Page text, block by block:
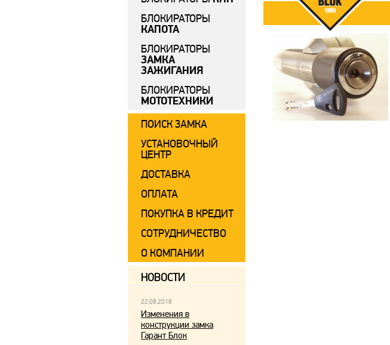
БЛОКИРАТОРЫ
КАПОТА
БЛОКИРАТОРЫ
ЗАМКА
ЗАЖИГАНИЯ
БЛОКИРАТОРЫ
МОТОТЕХНИКИ
ПОИСК ЗАМКА
УСТАНОВОЧНЫЙ
ЦЕНТР
ДОСТАВКА
ОПЛАТА
ПОКУПКА В КРЕДИТ
СОТРУДНИЧЕСТВО
О КОМПАНИИ
НОВОСТИ
22.08.2018
Изменения в
конструкции замка
Гарант Блок